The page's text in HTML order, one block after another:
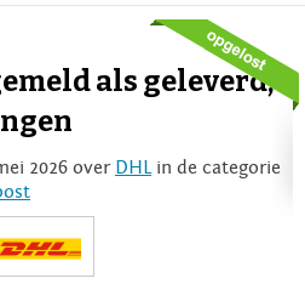
als geleverd,
2026 over DHL in de categorie